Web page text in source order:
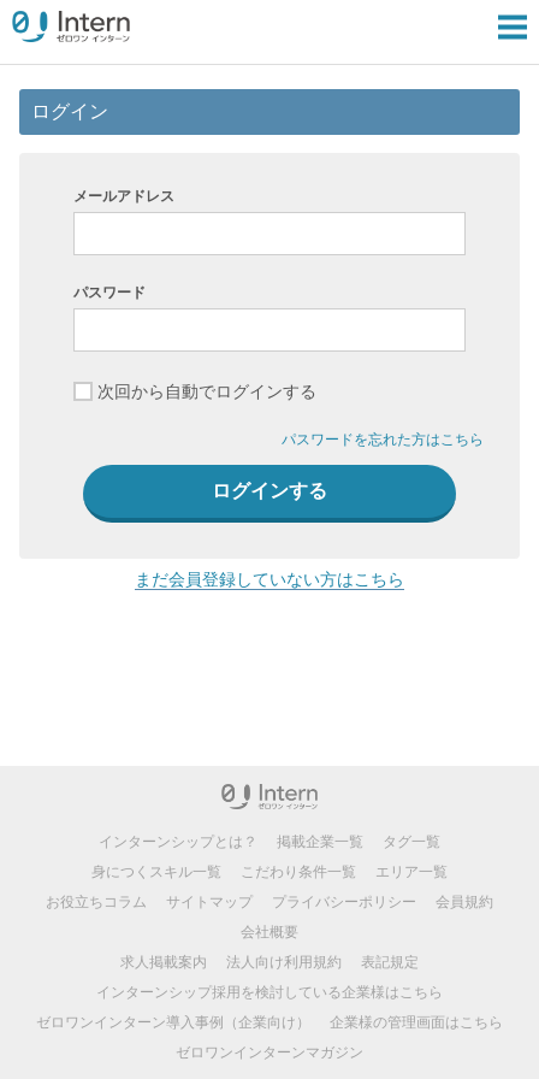
ログイン
メールアドレス
パスワード
次回から自動でログインする
パスワードを忘れた方はこちら
まだ会員登録していない方はこちら
インターンシップとは？ 掲載企業一覧
タグ一覧
身につくスキル一覧
こだわり条件一覧
エリア一覧
お役立ちコラム
サイトマップ プライバシーポリシー
会員規約
会社概要
求人掲載案内
法人向け利用規約
表記規定
インターンシップ採用を検討している企業様はこちら
ゼロワンインターン導入事例（企業向け）
企業様の管理画面はこちら
ゼロワンインターンマガジン